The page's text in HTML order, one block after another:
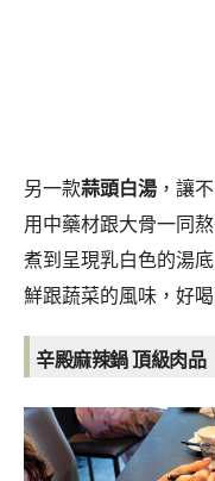
另一款蒜頭白湯 ，讓
用中藥材跟大骨一同
煮到呈現乳白色的湯
鮮跟蔬菜的風味，好
辛殿麻辣鍋 頂級肉品